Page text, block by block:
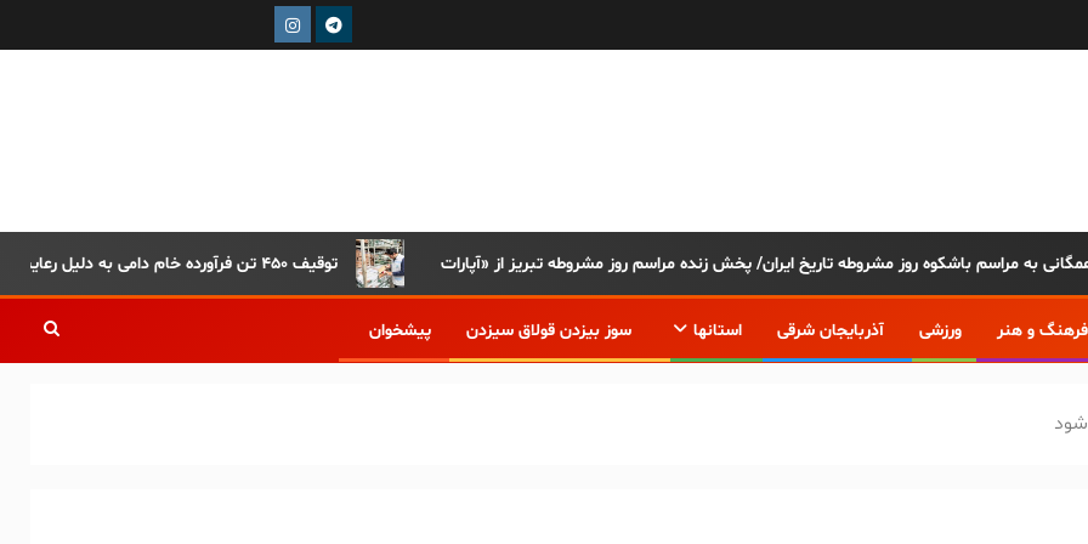
توقیف ۴۵۰ تن فرآورده خام دامی به دلیل رعایت نکردن ضوابط بهداشتی
فرهنگ و هنر ورزشی آذربایجان شرقی استانها سوز بیزدن قولاق سیزدن پیشخوان
شود